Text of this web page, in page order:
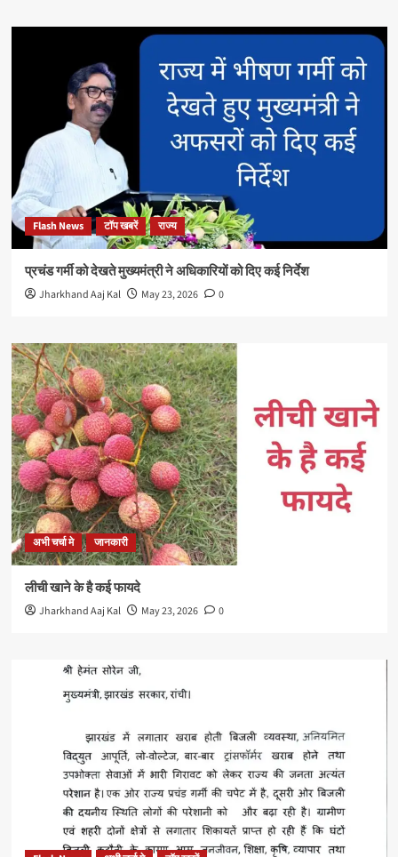
Flash News टॉप खबरें राज्य
प्रचंड गर्मी को देखते मुख्यमंत्री ने अधिकारियों को दिए कई निर्देश
Jharkhand Aaj Kal May 23, 2026 0
अभी चर्चा मे जानकारी
लीची खाने के है कई फायदे
Jharkhand Aaj Kal May 23, 2026 0